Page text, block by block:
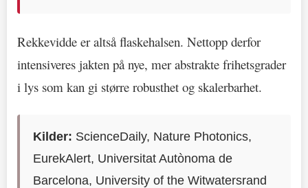
Rekkevidde er altså flaskehalsen. Nettopp derfor
intensiveres jakten på nye, mer abstrakte frihetsgrader
i lys som kan gi større robusthet og skalerbarhet.
Kilder: ScienceDaily, Nature Photonics,
EurekAlert, Universitat Autònoma de
Barcelona, University of the Witwatersrand